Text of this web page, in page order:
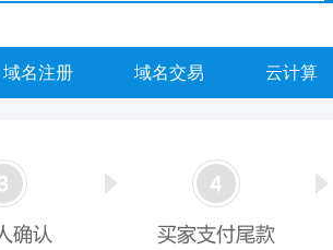
域名注册 域名交易 云计算